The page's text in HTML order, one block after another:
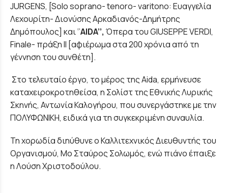
JURGENS, [Solo soprano- tenoro- varitono: Ευαγγελία
Λεχουρίτη- Διονύσης Αρκαδιανός-Δημήτρης
Δημόπουλος] και ‘’AIDA’’, Όπερα του GIUSEPPE VERDI,
Finale- πράξη ΙΙ [αφιέρωμα στα 200 χρόνια από τη
γέννηση του συνθέτη].
Στο τελευταίο έργο, το μέρος της Aida, ερμήνευσε
καταχειροκροτηθείσα, η Σολίστ της Εθνικής Λυρικής
Σκηνής, Αντωνία Καλογήρου, που συνεργάστηκε με την
ΠΟΛΥΦΩΝΙΚΗ, ειδικά για τη συγκεκριμένη συναυλία.
Τη χορωδία διηύθυνε ο Καλλιτεχνικός Διευθυντής του
Οργανισμού, Μο Σταύρος Σολωμός, ενώ πιάνο έπαιξε
η Λούση Χριστοδούλου.